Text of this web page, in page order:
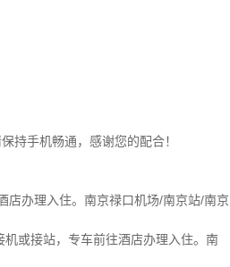
持手机畅通，感谢您的配合！
店办理入住。南京禄口机场/南京站/南京
或接站，专车前往酒店办理入住。南